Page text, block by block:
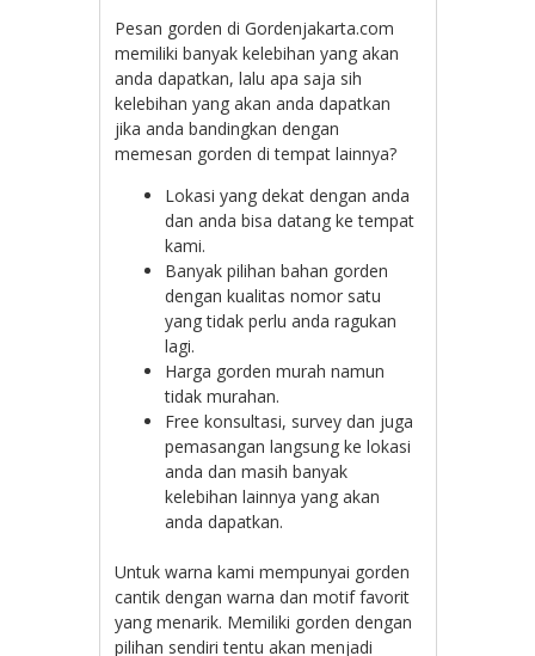
Pesan gorden di Gordenjakarta.com
memiliki banyak kelebihan yang akan
anda dapatkan, lalu apa saja sih
kelebihan yang akan anda dapatkan
jika anda bandingkan dengan
memesan gorden di tempat lainnya?
Lokasi yang dekat dengan anda
dan anda bisa datang ke tempat
kami.
Banyak pilihan bahan gorden
dengan kualitas nomor satu
yang tidak perlu anda ragukan
lagi.
Harga gorden murah namun
tidak murahan.
Free konsultasi, survey dan juga
pemasangan langsung ke lokasi
anda dan masih banyak
kelebihan lainnya yang akan
anda dapatkan.
Untuk warna kami mempunyai gorden
cantik dengan warna dan motif favorit
yang menarik. Memiliki gorden dengan
pilihan sendiri tentu akan menjadi